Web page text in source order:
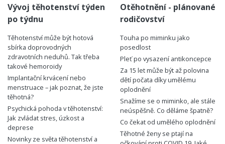
Vývoj těhotenství týden
po týdnu
Těhotenství může být hotová
sbírka doprovodných
zdravotních neduhů. Tak třeba
takové hemoroidy
Implantační krvácení nebo
menstruace – jak poznat, že jste
těhotná?
Psychická pohoda v těhotenství:
Jak zvládat stres, úzkost a
deprese
Novinky ze světa těhotenství a
Otěhotnění - plánované
rodičovství
Touha po miminku jako
posedlost
Pleť po vysazení antikoncepce
Za 15 let může být až polovina
dětí počata díky umělému
oplodnění
Snažíme se o miminko, ale stále
neúspěšně. Co děláme špatně?
Co čekat od umělého oplodnění
Těhotné ženy se ptají na